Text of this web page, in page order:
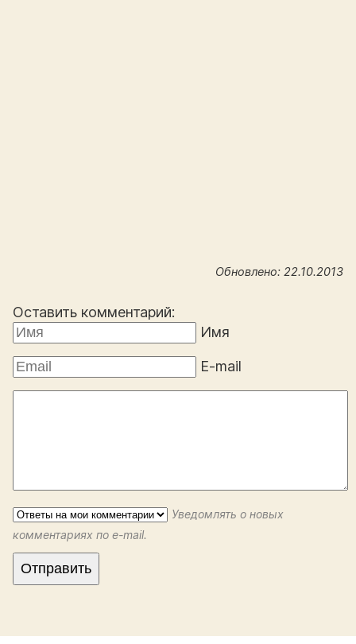
Обновлено: 22.10.2013
Оставить комментарий:
Имя
E-mail
Уведомлять о новых
комментариях по e-mail.